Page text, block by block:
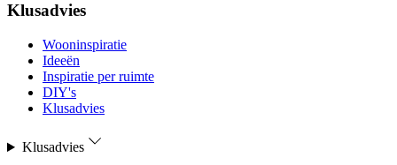
Klusadvies
Wooninspiratie
Ideeën
Inspiratie per ruimte
DIY's
Klusadvies
Klusadvies